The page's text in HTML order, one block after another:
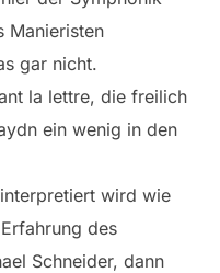
Manieristen
gar nicht.
la lettre, die freilich
ein wenig in den
wird wie
des
Schneider, dann